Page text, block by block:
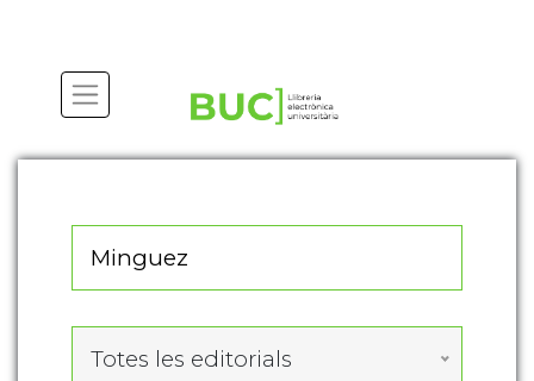
Totes les editorials